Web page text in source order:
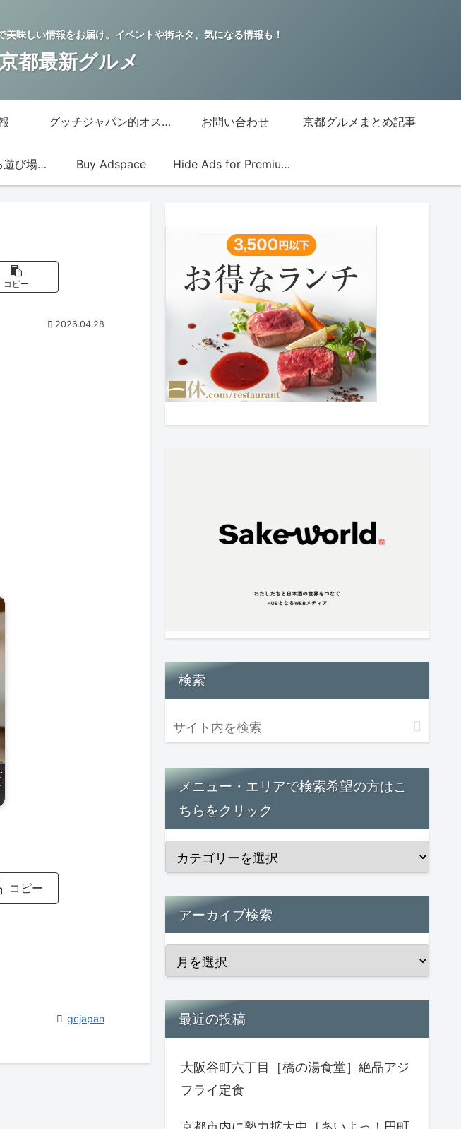
味しい情報をお届け。イベントや街ネタ、気になる情報も！
都最新グルメ
グッチジャパン的オススメ店 お問い合わせ 京都グルメまとめ記事
子どもと行ける遊び場・お店 Buy Adspace Hide Ads for Premium Members
コピー
2026.04.28
コピー
gcjapan
検索
メニュー・エリアで検索希望の方はこ
ちらをクリック
アーカイブ検索
最近の投稿
大阪谷町六丁目［橋の湯食堂］絶品アジ
フライ定食